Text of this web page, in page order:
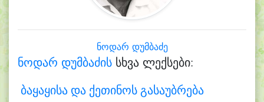
ნოდარ დუმბაძე
ნოდარ დუმბაძის სხვა ლექსები:
ბაყაყისა და ქეთინოს გასაუბრება